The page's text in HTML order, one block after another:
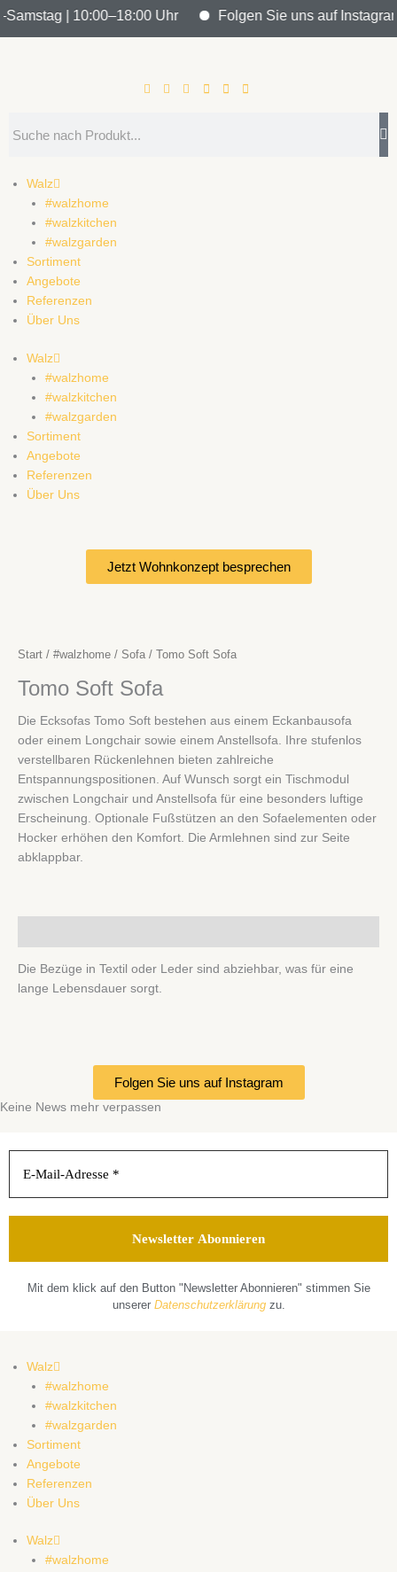
| 10:00–18:00 Uhr Folgen Sie uns auf Instagram
Zum
Walz
#walzhome
#walzkitchen
#walzgarden
Sortiment
Angebote
Referenzen
Über Uns
Walz
#walzhome
#walzkitchen
#walzgarden
Sortiment
Angebote
Referenzen
Über Uns
Jetzt Wohnkonzept besprechen
Start / #walzhome / Sofa / Tomo Soft Sofa
Tomo Soft Sofa
Die Ecksofas Tomo Soft bestehen aus einem Eckanbausofa
oder einem Longchair sowie einem Anstellsofa. Ihre stufenlos
verstellbaren Rückenlehnen bieten zahlreiche
Entspannungspositionen. Auf Wunsch sorgt ein Tischmodul
zwischen Longchair und Anstellsofa für eine besonders luftige
Erscheinung. Optionale Fußstützen an den Sofaelementen oder
Hocker erhöhen den Komfort. Die Armlehnen sind zur Seite
abklappbar.
Die Bezüge in Textil oder Leder sind abziehbar, was für eine
lange Lebensdauer sorgt.
Folgen Sie uns auf Instagram
Keine News mehr verpassen
Mit dem klick auf den Button "Newsletter Abonnieren" stimmen Sie
unserer Datenschutzerklärungzu.
Walz
#walzhome
#walzkitchen
#walzgarden
Sortiment
Angebote
Referenzen
Über Uns
Walz
#walzhome